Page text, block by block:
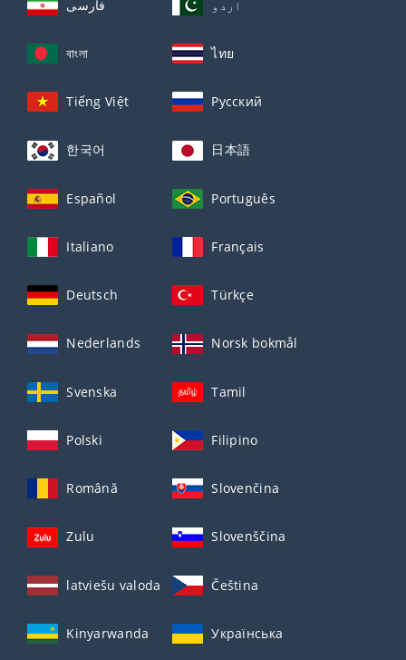
فارسی اردو
বাংলা ไทย
Tiếng Việt Русский
한국어 日本語
Español Português
Italiano Français
Deutsch Türkçe
Nederlands Norsk bokmål
Svenska Tamil
Polski Filipino
Română Slovenčina
Zulu Slovenščina
latviešu valoda Čeština
Kinyarwanda Українська